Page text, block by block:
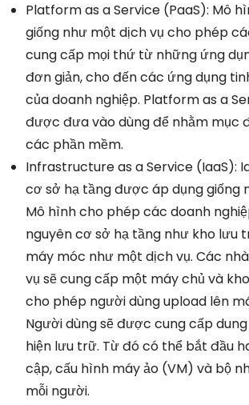
Platform as a Service (PaaS): Mô
giống như một dịch vụ cho phép
cung cấp mọi thứ từ những ứng
đơn giản, cho đến các ứng dụng
của doanh nghiệp. Platform as a
được đưa vào dùng để nhằm mục
các phần mềm.
Infrastructure as a Service (IaaS):
cơ sở hạ tầng được áp dụng giống
Mô hình cho phép các doanh
nguyên cơ sở hạ tầng như kho lưu
máy móc như một dịch vụ. Các
vụ sẽ cung cấp một máy chủ và
cho phép người dùng upload lên
Người dùng sẽ được cung cấp
hiện lưu trữ. Từ đó có thể bắt đầu
cập, cấu hình máy ảo (VM) và bộ
mỗi người.